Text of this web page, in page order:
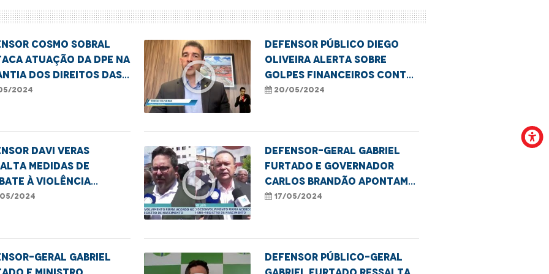
Cosmo Sobral
atuação da DPE na
dos direitos das
com deficiência
2024 play_circle_outline
Defensor público Diego
Oliveira alerta sobre
golpes financeiros contra
idosos
20/05/2024
Davi Veras
medidas de
à violência
crianças e
2024 play_circle_outline
Defensor-geral Gabriel
Furtado e governador
Carlos Brandão apontam
medidas de combate ao
17/05/2024
geral Gabriel
Defensor público-geral